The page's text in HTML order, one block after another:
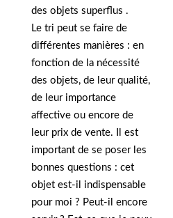
des objets superflus .
Le tri peut se faire de
différentes manières : en
fonction de la nécessité
des objets, de leur qualité,
de leur importance
affective ou encore de
leur prix de vente. Il est
important de se poser les
bonnes questions : cet
objet est-il indispensable
pour moi ? Peut-il encore